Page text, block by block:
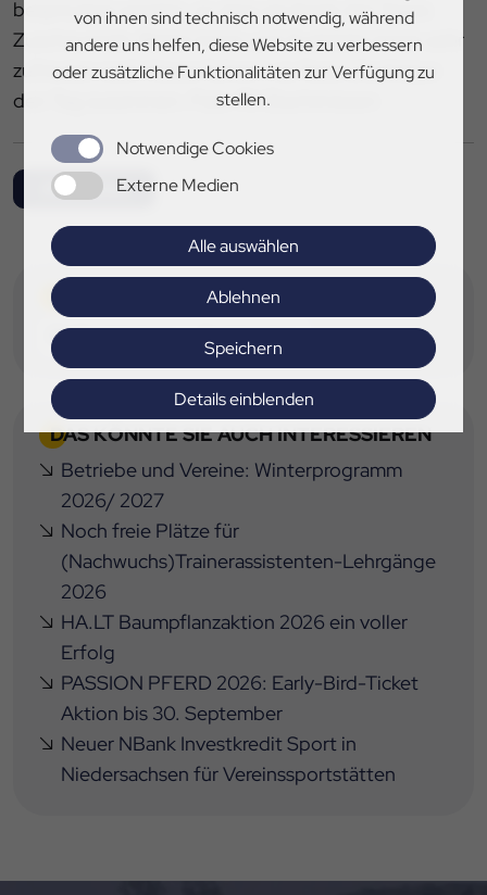
von ihnen sind technisch notwendig, während
andere uns helfen, diese Website zu verbessern
oder zusätzliche Funktionalitäten zur Verfügung zu
stellen.
Notwendige Cookies
Externe Medien
Alle auswählen
Ablehnen
Speichern
Details einblenden
Impressum|Datenschutz
besprochen werden, so dass am Ende des Tages
Zuschauende, Reiter:innen und Ausbilder:innen sehr
zufrieden nach Hause fuhren“, so fasst Uta Kreipe
den Tag zusammen.
Foto: RV Dachtmissen
Alle News
TAGS
RV Dachtmissen Trainingstag
DAS KÖNNTE SIE AUCH INTERESSIEREN
Betriebe und Vereine: Winterprogramm
2026/ 2027
Noch freie Plätze für
(Nachwuchs)Trainerassistenten-Lehrgänge
2026
HA.LT Baumpflanzaktion 2026 ein voller
Erfolg
PASSION PFERD 2026: Early-Bird-Ticket
Aktion bis 30. September
Neuer NBank Investkredit Sport in
Niedersachsen für Vereinssportstätten